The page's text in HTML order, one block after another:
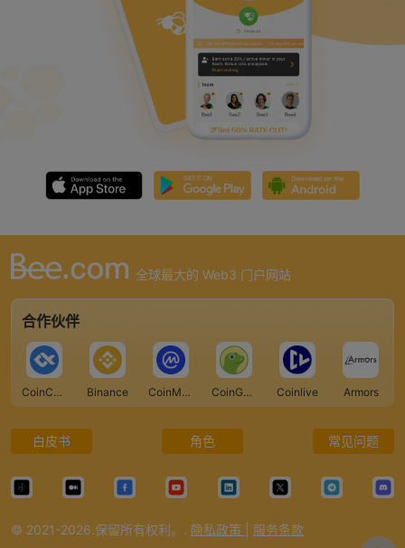
e
o
全球最大的 Web3 门户网站
合作伙伴
CoinCarp Binance CoinMarketCap CoinGecko Coinlive Armors
白皮书 角色 常见问题
© 2021-2026.保留所有权利。. 隐私政策 服务条款